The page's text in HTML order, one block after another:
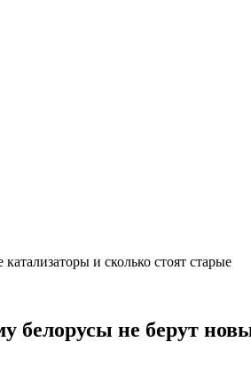
и сколько стоят старые
не берут